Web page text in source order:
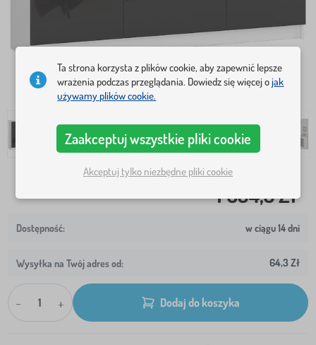
1 634,5 Zł
w ciągu 14 dni
Wysyłka na Twój adres od: 64,3 Zł
- + Dodaj do koszyka
Ta strona korzysta z plików cookie, aby zapewnić lepsze
wrażenia podczas przeglądania. Dowiedz się więcej ojak
używamy plików cookie.
Zaakceptuj wszystkie pliki cookie
Akceptuj tylko niezbędne pliki cookie